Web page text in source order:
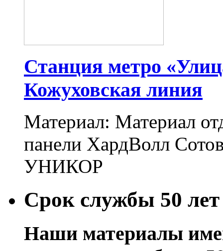
Станция метро
Кожуховская линия
Материал: Материал
панели ХардВолл
УНИКОР
Срок службы 50 лет
Наши материалы